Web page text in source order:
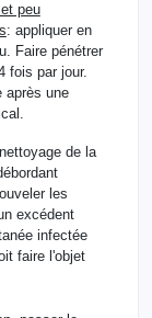
peu
: appliquer en
Faire pénétrer
fois par jour.
après une
de la
les
excédent
infectée
faire l'objet